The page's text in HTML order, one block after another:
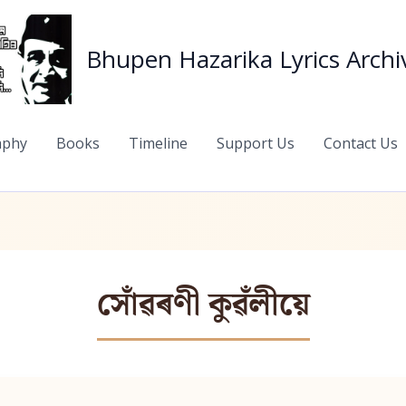
Bhupen Hazarika Lyrics
Books Timeline Support Us Contact Us
সোঁৱৰণী কুৱঁলীয়ে